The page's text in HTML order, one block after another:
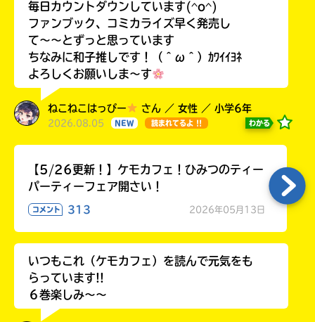
毎日カウントダウンしています(^o^)
ファンブック、コミカライズ早く発売し
て〜〜とずっと思っています
ちなみに和子推しです！（＾ω＾）ｶﾜｲｲﾖﾈ
よろしくお願いしま〜す
ねこねこはっぴー さん ／ 女性 ／ 小学6年
2026.08.05 NEW 読まれてるよ !! わかる
【5/26更新！】ケモカフェ！ひみつのティー
パーティーフェア開さい！
コメント 313 2026年05月13日
いつもこれ（ケモカフェ）を読んで元気をも
らっています!!
６巻楽しみ～～